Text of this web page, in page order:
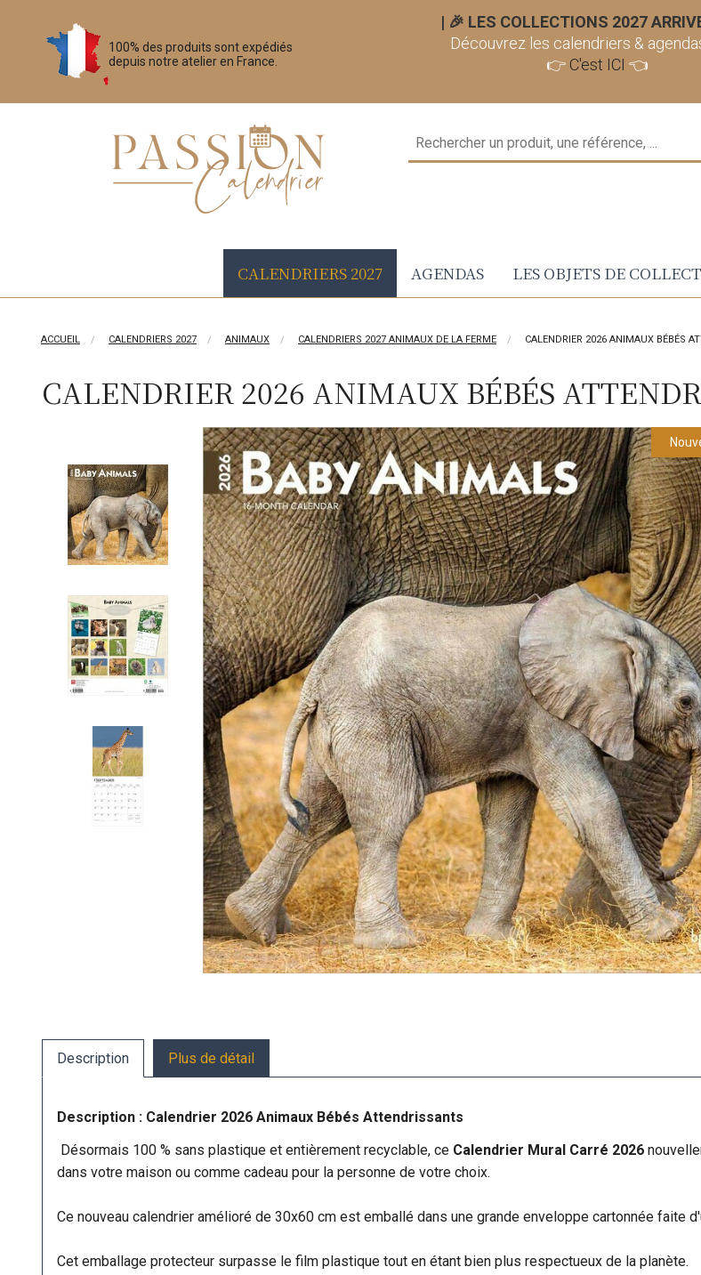
100% des produits sont expédiés
depuis notre atelier en France.
| 🎉 LES COLLECTIONS 2027
Découvrez les calendriers &
👉 C'est ICI 👈
CALENDRIERS 2027 AGENDAS LES OBJETS DE
ACCUEIL CALENDRIERS 2027 ANIMAUX CALENDRIERS 2027 ANIMAUX DE LA FERME CALENDRIER 2026 ANIMAUX BÉBÉS
CALENDRIER 2026 ANIMAUX BÉBÉS
Description Plus de détail
Description : Calendrier 2026 Animaux Bébés Attendrissants
Désormais 100 % sans plastique et entièrement recyclable, ce Calendrier Mural Carré 2026
dans votre maison ou comme cadeau pour la personne de votre choix.
Ce nouveau calendrier amélioré de 30x60 cm est emballé dans une grande enveloppe cartonnée faite
Cet emballage protecteur surpasse le film plastique tout en étant bien plus respectueux de la planète.